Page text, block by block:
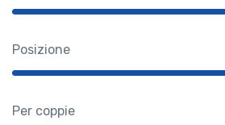
Posizione
Per coppie